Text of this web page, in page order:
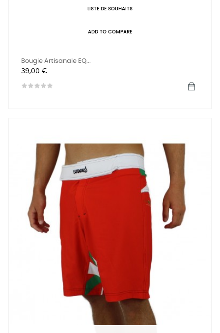
LISTE DE SOUHAITS
ADD TO COMPARE
Bougie Artisanale EQ...
Prix
39,00 €